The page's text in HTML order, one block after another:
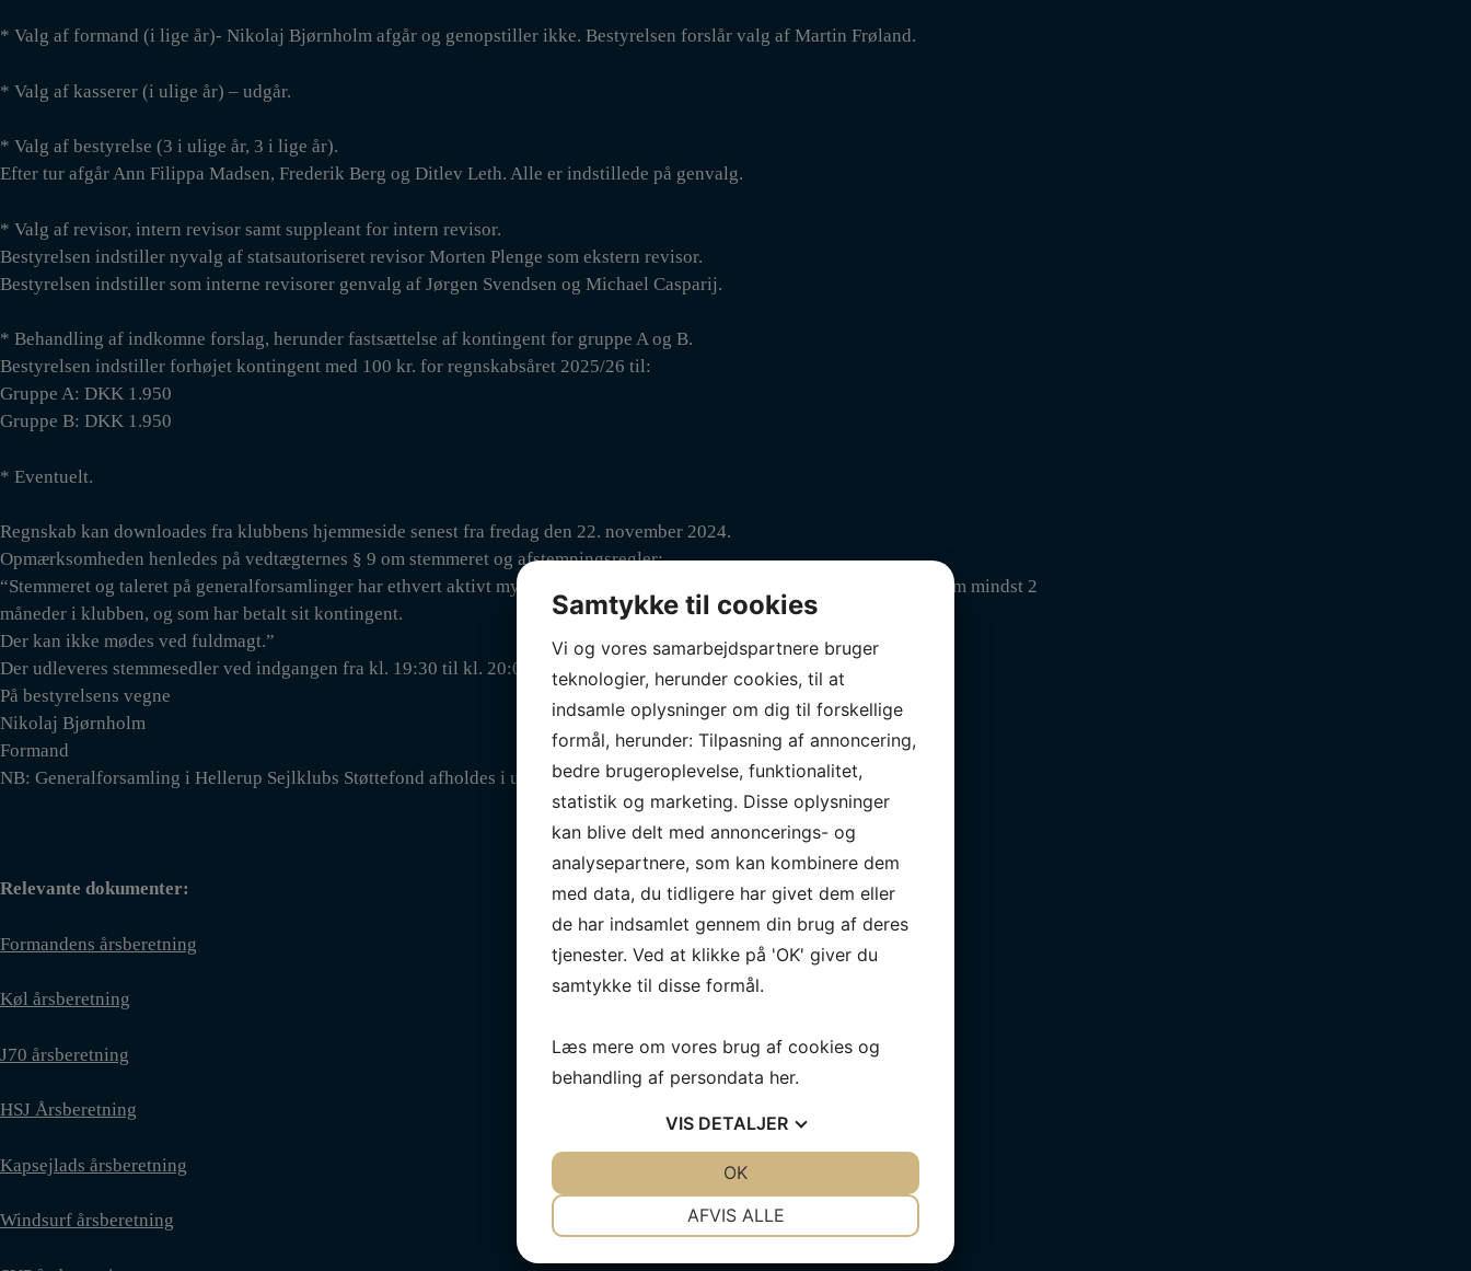
* Valg af formand (i lige år)- Nikolaj Bjørnholm afgår og genopstiller ikke. Bestyrelsen forslår valg af Martin Frøland.
* Valg af kasserer (i ulige år) – udgår.
* Valg af bestyrelse (3 i ulige år, 3 i lige år).
Efter tur afgår Ann Filippa Madsen, Frederik Berg og Ditlev Leth. Alle er indstillede på genvalg.
* Valg af revisor, intern revisor samt suppleant for intern revisor.
Bestyrelsen indstiller nyvalg af statsautoriseret revisor Morten Plenge som ekstern revisor.
Bestyrelsen indstiller som interne revisorer genvalg af Jørgen Svendsen og Michael Casparij.
* Behandling af indkomne forslag, herunder fastsættelse af kontingent for gruppe A og B.
Bestyrelsen indstiller forhøjet kontingent med 100 kr. for regnskabsåret 2025/26 til:
Gruppe A: DKK 1.950
Gruppe B: DKK 1.950
* Eventuelt.
Regnskab kan downloades fra klubbens hjemmeside senest fra fredag den 22. november 2024.
Opmærksomheden henledes på vedtægternes § 9 om stemmeret og afstemningsregler:
“Stemmeret og taleret på generalforsamlinger har ethvert aktivt myndigt medlem af gruppe A, B og D, som har været medlem mindst 2
måneder i klubben, og som har betalt sit kontingent.
Der kan ikke mødes ved fuldmagt.”
Der udleveres stemmesedler ved indgangen fra kl. 19:30 til kl. 20:00.
På bestyrelsens vegne
Nikolaj Bjørnholm
Formand
NB: Generalforsamling i Hellerup Sejlklubs Støttefond afholdes i undervisningslokalet i Sydfløjen, samme dag kl. 19:15.
Relevante dokumenter:
Formandens årsberetning
Køl årsberetning
J70 årsberetning
HSJ Årsberetning
Kapsejlads årsberetning
Windsurf årsberetning
Samtykke til cookies
Vi og vores samarbejdspartnere bruger
teknologier, herunder cookies, til at
indsamle oplysninger om dig til forskellige
formål, herunder: Tilpasning af annoncering,
bedre brugeroplevelse, funktionalitet,
statistik og marketing. Disse oplysninger
kan blive delt med annoncerings- og
analysepartnere, som kan kombinere dem
med data, du tidligere har givet dem eller
de har indsamlet gennem din brug af deres
tjenester. Ved at klikke på 'OK' giver du
samtykke til disse formål.
Læs mere om vores brug af cookies og
behandling af persondata her.
VIS DETALJER
AFVIS ALLE
OK